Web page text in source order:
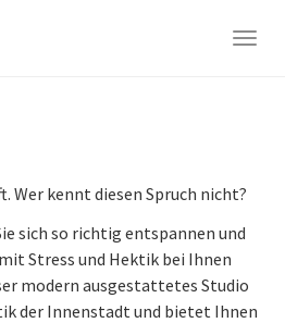
Wer kennt diesen Spruch nicht?
sich so richtig entspannen und
Stress und Hektik bei Ihnen
modern ausgestattetes Studio
der Innenstadt und bietet Ihnen